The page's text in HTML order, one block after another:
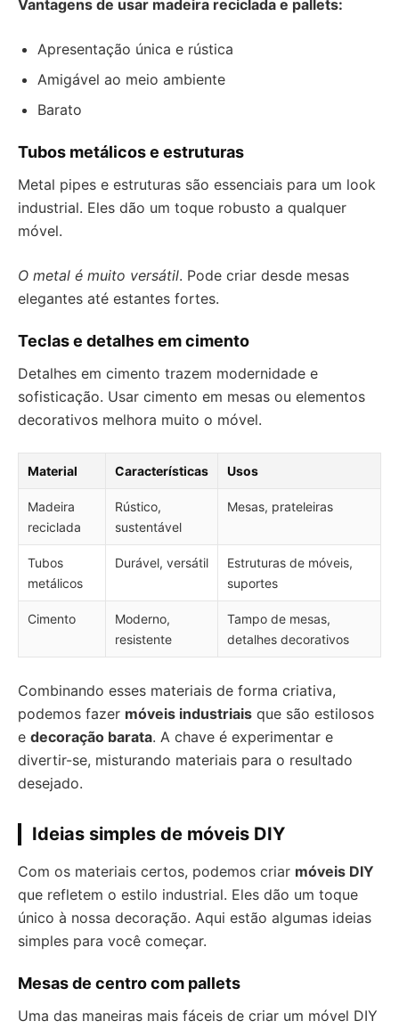
Vantagens de usar madeira reciclada e pallets:
Apresentação única e rústica
Amigável ao meio ambiente
Barato
Tubos metálicos e estruturas
Metal pipes e estruturas são essenciais para um look
industrial. Eles dão um toque robusto a qualquer
móvel.
O metal é muito versátil. Pode criar desde mesas
elegantes até estantes fortes.
Teclas e detalhes em cimento
Detalhes em cimento trazem modernidade e
sofisticação. Usar cimento em mesas ou elementos
decorativos melhora muito o móvel.
Material Características Usos
Madeira
reciclada
Rústico,
sustentável
Mesas, prateleiras
Tubos
metálicos
Durável, versátil
Estruturas de móveis,
suportes
Cimento
Moderno,
resistente
Tampo de mesas,
detalhes decorativos
Combinando esses materiais de forma criativa,
podemos fazer móveis industriais que são estilosos
e decoração barata. A chave é experimentar e
divertir-se, misturando materiais para o resultado
desejado.
Ideias simples de móveis DIY
Com os materiais certos, podemos criar móveis DIY
que refletem o estilo industrial. Eles dão um toque
único à nossa decoração. Aqui estão algumas ideias
simples para você começar.
Mesas de centro com pallets
Uma das maneiras mais fáceis de criar um móvel DIY